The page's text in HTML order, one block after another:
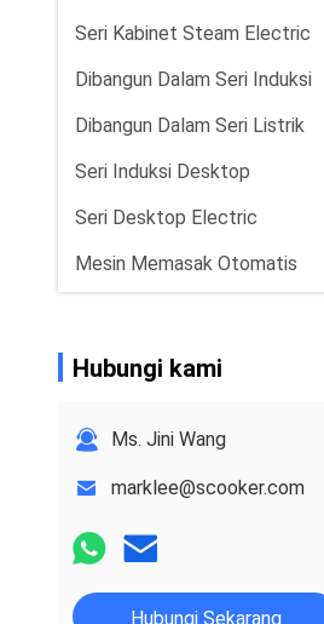
Seri Kabinet Steam Electric
Dibangun Dalam Seri Induksi
Dibangun Dalam Seri Listrik
Seri Induksi Desktop
Seri Desktop Electric
Mesin Memasak Otomatis
Seri Range Hood
Hubungi kami
Ms. Jini Wang
marklee@scooker.com
Hubungi Sekarang